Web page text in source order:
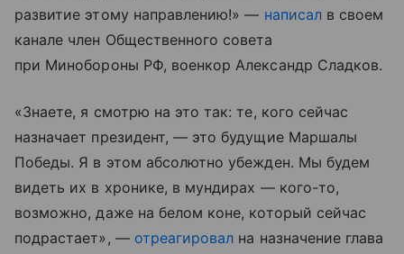
развитие этому направлению!» — написалв своем
канале член Общественного совета
при Минобороны РФ, военкор Александр Сладков.
«Знаете, я смотрю на это так: те, кого сейчас
назначает президент, — это будущие Маршалы
Победы. Я в этом абсолютно убежден. Мы будем
видеть их в хронике, в мундирах — кого-то,
возможно, даже на белом коне, который сейчас
подрастает», — отреагировал на назначение глава